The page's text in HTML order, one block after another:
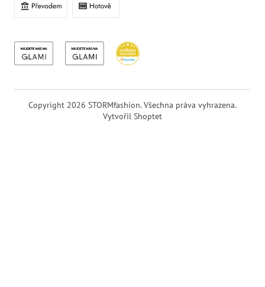
Vytvořil Shoptet
Copyright 2026 STORMfashion. Všechna práva vyhrazena.